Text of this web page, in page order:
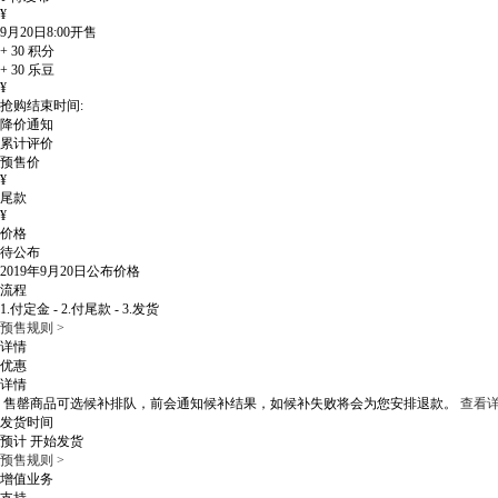
¥
9月20日8:00开售
+ 30 积分
+ 30 乐豆
¥
抢购结束时间:
降价通知
累计评价
预售价
¥
尾款
¥
价格
待公布
2019年9月20日 公布价格
流程
1.付定金 - 2.付尾款 - 3.发货
预售规则 >
详情
优惠
详情
售罄商品可选候补排队， 前会通知候补结果，如候补失败将会为您安排退款。
查看
发货时间
预计 开始发货
预售规则 >
增值业务